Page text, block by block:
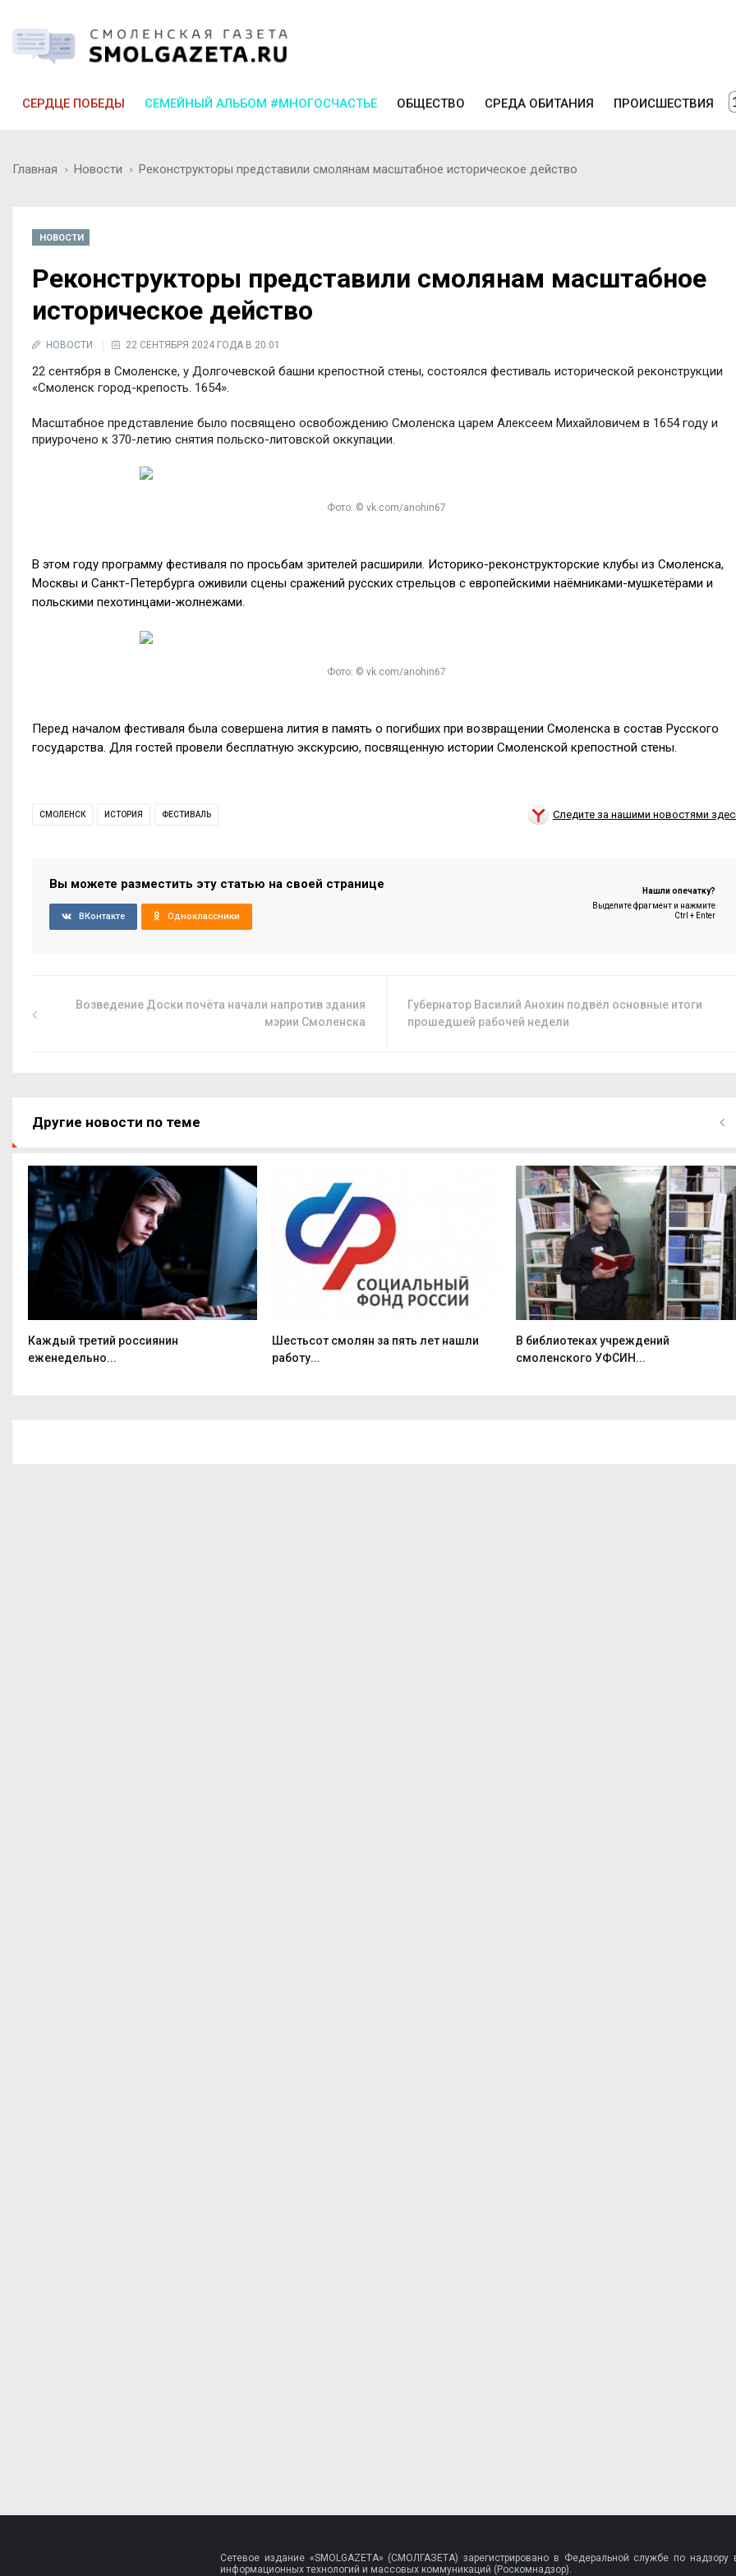
СЕРДЦЕ ПОБЕДЫ СЕМЕЙНЫЙ АЛЬБОМ #МНОГОСЧАСТЬЕ ОБЩЕСТВО СРЕДА ОБИТАНИЯ ПРОИСШЕСТВИЯ
Главная Новости Реконструкторы представили смолянам масштабное историческое действо
НОВОСТИ
Реконструкторы представили смолянам масштабное
историческое действо
НОВОСТИ 22 СЕНТЯБРЯ 2024 ГОДА В 20:01
22 сентября в Смоленске, у Долгочевской башни крепостной стены, состоялся фестиваль исторической реконструкции
«Смоленск город-крепость. 1654».
Масштабное представление было посвящено освобождению Смоленска царем Алексеем Михайловичем в 1654 году и
приурочено к 370-летию снятия польско-литовской оккупации.
Фото: © vk.com/anohin67
В этом году программу фестиваля по просьбам зрителей расширили. Историко-реконструкторские клубы из Смоленска,
Москвы и Санкт-Петербурга оживили сцены сражений русских стрельцов с европейскими наёмниками-мушкетёрами и
польскими пехотинцами-жолнежами.
Фото: © vk.com/anohin67
Перед началом фестиваля была совершена лития в память о погибших при возвращении Смоленска в состав Русского
государства. Для гостей провели бесплатную экскурсию, посвященную истории Смоленской крепостной стены.
СМОЛЕНСК ИСТОРИЯ ФЕСТИВАЛЬ Следите за нашими новостями
Вы можете разместить эту статью на своей странице
ВКонтакте Одноклассники
Нашли опечатку?
Выделите фрагмент и нажмите
Ctrl + Enter
Возведение Доски почёта начали напротив здания
мэрии Смоленска
Губернатор Василий Анохин подвёл основные итоги
прошедшей рабочей недели
Другие новости по теме
Каждый третий россиянин
еженедельно...
Шестьсот смолян за пять лет нашли
работу...
В библиотеках учреждений
смоленского УФСИН...
Сетевое издание «SMOLGAZETA» (СМОЛГАЗЕТА) зарегистрировано в Федеральной службе по надзору
информационных технологий и массовых коммуникаций (Роскомнадзор).